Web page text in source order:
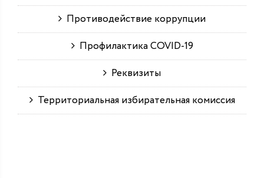
Противодействие коррупции
Профилактика COVID-19
Реквизиты
Территориальная избирательная комиссия